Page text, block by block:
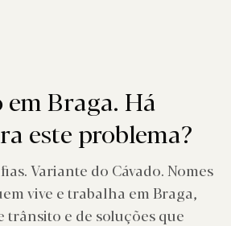
Braga. Há
este problema?
Variante do Cávado. Nomes
vive e trabalha em Braga,
trânsito e de soluções que